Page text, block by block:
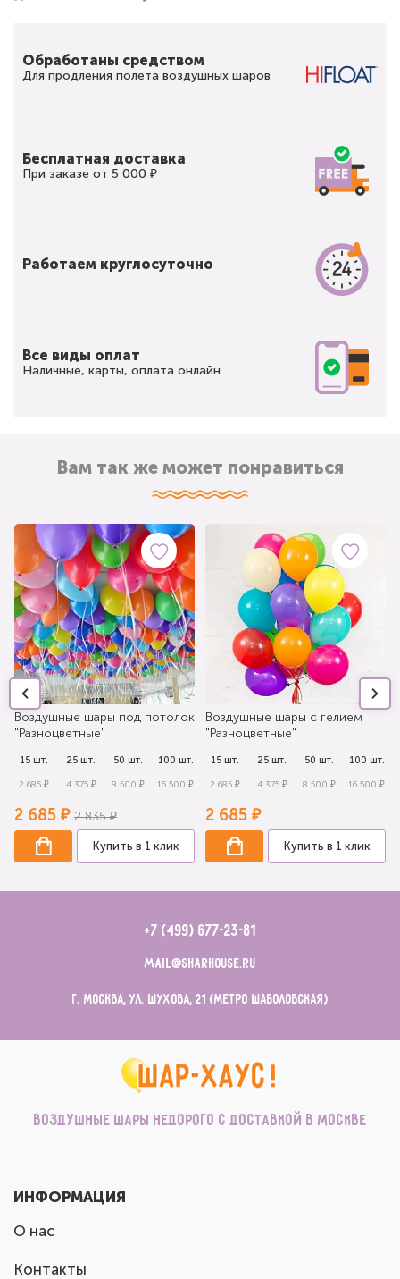
Обработаны средством
Для продления полета воздушных шаров
Бесплатная доставка
При заказе от 5 000 ₽
Работаем круглосуточно
Все виды оплат
Наличные, карты, оплата онлайн
Вам так же может понравиться
Воздушные шары под потолок
"Разноцветные"
15 шт.
2 685 ₽
25 шт.
4 375 ₽
50 шт.
8 500 ₽
100 шт.
16 500 ₽
2 685 ₽ 2 835 ₽
Купить в 1 клик
Воздушные шары с гелием
"Разноцветные"
15 шт.
2 685 ₽
25 шт.
4 375 ₽
50 шт.
8 500 ₽
100 шт.
16 500 ₽
2 685 ₽
Купить в 1 клик
+7 (499) 677-23-81
mail@sharhouse.ru
г. Москва, ул. Шухова, 21 (метро Шаболовская)
Воздушные шары недорого с доставкой в Москве
ИНФОРМАЦИЯ
О нас
Контакты